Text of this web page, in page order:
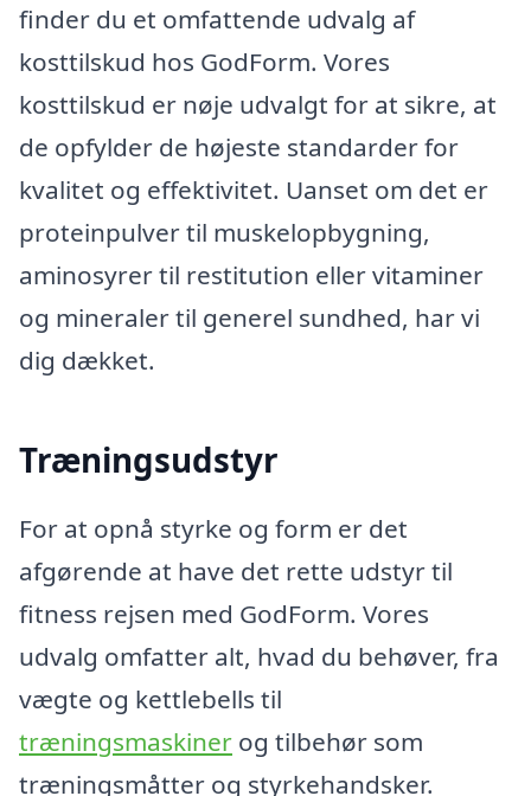
finder du et omfattende udvalg af
kosttilskud hos GodForm. Vores
kosttilskud er nøje udvalgt for at sikre, at
de opfylder de højeste standarder for
kvalitet og effektivitet. Uanset om det er
proteinpulver til muskelopbygning,
aminosyrer til restitution eller vitaminer
og mineraler til generel sundhed, har vi
dig dækket.
Træningsudstyr
For at opnå styrke og form er det
afgørende at have det rette udstyr til
fitness rejsen med GodForm. Vores
udvalg omfatter alt, hvad du behøver, fra
vægte og kettlebells til
træningsmaskiner og tilbehør som
træningsmåtter og styrkehandsker.